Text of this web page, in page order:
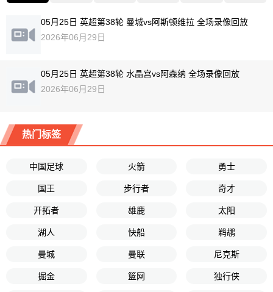
05月25日 英超第38轮 曼城vs阿斯顿维拉 全场录像回放
2026年06月29日
05月25日 英超第38轮 水晶宫vs阿森纳 全场录像回放
2026年06月29日
热门标签
中国足球 火箭 勇士
国王 步行者 奇才
开拓者 雄鹿 太阳
湖人 快船 鹈鹕
曼城 曼联 尼克斯
掘金 篮网 独行侠